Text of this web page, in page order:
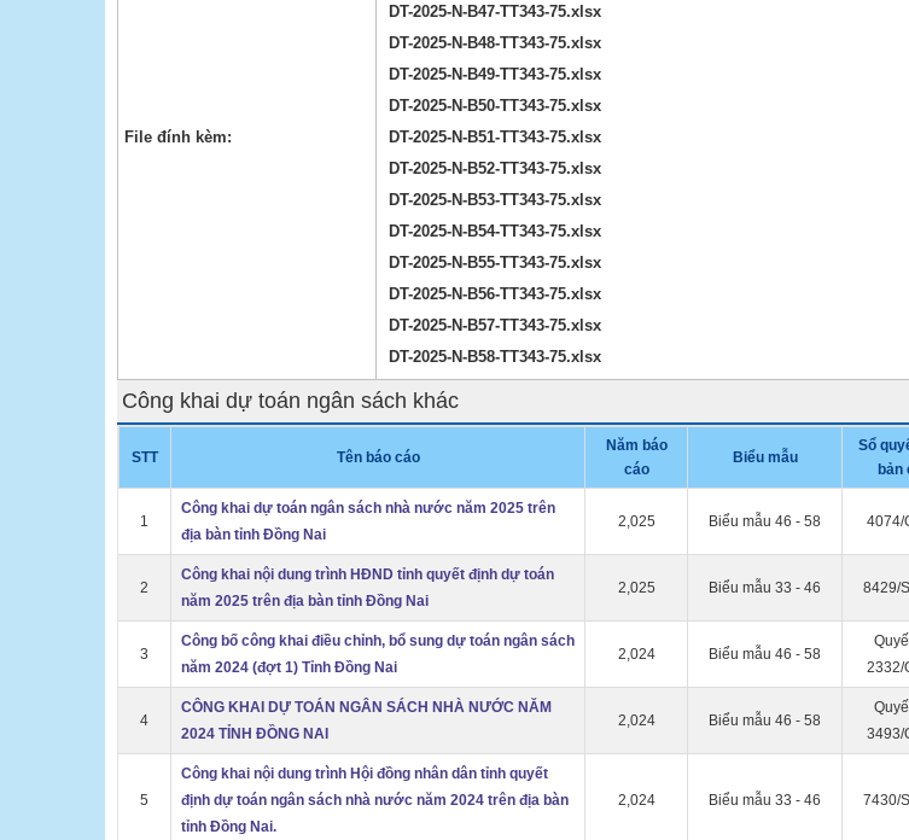
File đính kèm:
DT-2025-N-B47-TT343-75.xlsx
DT-2025-N-B48-TT343-75.xlsx
DT-2025-N-B49-TT343-75.xlsx
DT-2025-N-B50-TT343-75.xlsx
DT-2025-N-B51-TT343-75.xlsx
DT-2025-N-B52-TT343-75.xlsx
DT-2025-N-B53-TT343-75.xlsx
DT-2025-N-B54-TT343-75.xlsx
DT-2025-N-B55-TT343-75.xlsx
DT-2025-N-B56-TT343-75.xlsx
DT-2025-N-B57-TT343-75.xlsx
DT-2025-N-B58-TT343-75.xlsx
Công khai dự toán ngân sách khác
STT Tên báo cáo
Năm báo
cáo
Biểu mẫu
Sổ
bản
1
Công khai dự toán ngân sách nhà nước năm 2025 trên
địa bàn tỉnh Đồng Nai
2,025 Biểu mẫu 46 - 58 4074/
2
Công khai nội dung trình HĐND tỉnh quyết định dự toán
năm 2025 trên địa bàn tỉnh Đồng Nai
2,025 Biểu mẫu 33 - 46 8429/
3
Công bố công khai điều chỉnh, bổ sung dự toán ngân sách
năm 2024 (đợt 1) Tỉnh Đồng Nai
2,024 Biểu mẫu 46 - 58
2332/
4
CÔNG KHAI DỰ TOÁN NGÂN SÁCH NHÀ NƯỚC NĂM
2024 TỈNH ĐỒNG NAI
2,024 Biểu mẫu 46 - 58
3493/
5
Công khai nội dung trình Hội đồng nhân dân tỉnh quyết
định dự toán ngân sách nhà nước năm 2024 trên địa bàn
tỉnh Đồng Nai.
2,024 Biểu mẫu 33 - 46 7430/